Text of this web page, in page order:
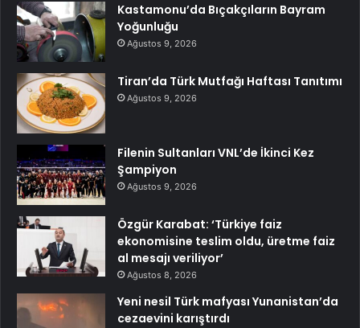
Kastamonu’da Bıçakçıların Bayram
Yoğunluğu
Ağustos 9, 2026
Tiran’da Türk Mutfağı Haftası Tanıtımı
Ağustos 9, 2026
Filenin Sultanları VNL’de İkinci Kez
Şampiyon
Ağustos 9, 2026
Özgür Karabat: ‘Türkiye faiz
ekonomisine teslim oldu, üretme faiz
al mesajı veriliyor’
Ağustos 8, 2026
Yeni nesil Türk mafyası Yunanistan’da
cezaevini karıştırdı